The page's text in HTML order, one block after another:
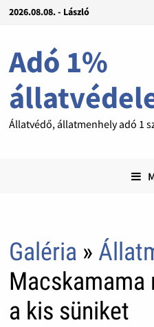
2026.08.08. - László
Adó 1%
Állatvédő, állatmenhely adó 1
Galéria »
a kis süniket